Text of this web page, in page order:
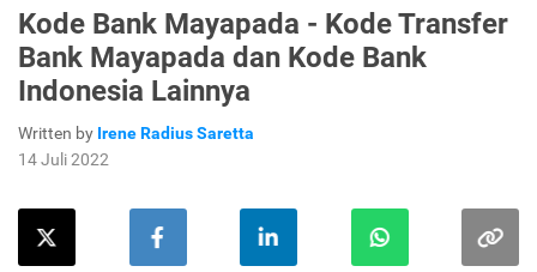
Kode Bank Mayapada - Kode Transfer
Bank Mayapada dan Kode Bank
Indonesia Lainnya
Written by Irene Radius Saretta
14 Juli 2022